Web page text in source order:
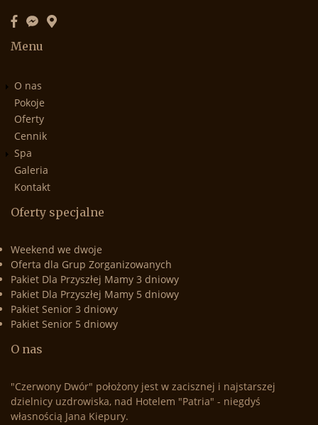
Menu
O nas
Pokoje
Oferty
Cennik
Spa
Galeria
Kontakt
Oferty specjalne
Weekend we dwoje
Oferta dla Grup Zorganizowanych
Pakiet Dla Przyszłej Mamy 3 dniowy
Pakiet Dla Przyszłej Mamy 5 dniowy
Pakiet Senior 3 dniowy
Pakiet Senior 5 dniowy
O nas
"Czerwony Dwór" położony jest w zacisznej i najstarszej
dzielnicy uzdrowiska, nad Hotelem "Patria" - niegdyś
własnością Jana Kiepury.